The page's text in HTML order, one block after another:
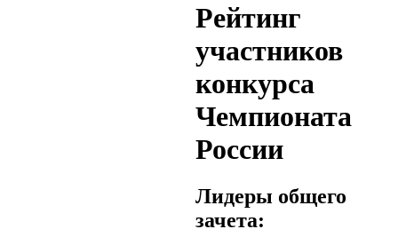
Рейтинг
участников
конкурса
Чемпионата
России
Лидеры общего
зачета: